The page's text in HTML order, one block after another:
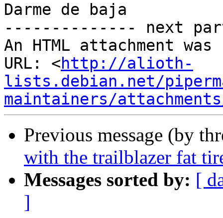
Darme de baja
-------------- next
An HTML attachment
URL: <http://alioth-
lists.debian.net/
maintainers/
Previous message (by
with the trailblazer fat
Messages sorted by: [
]